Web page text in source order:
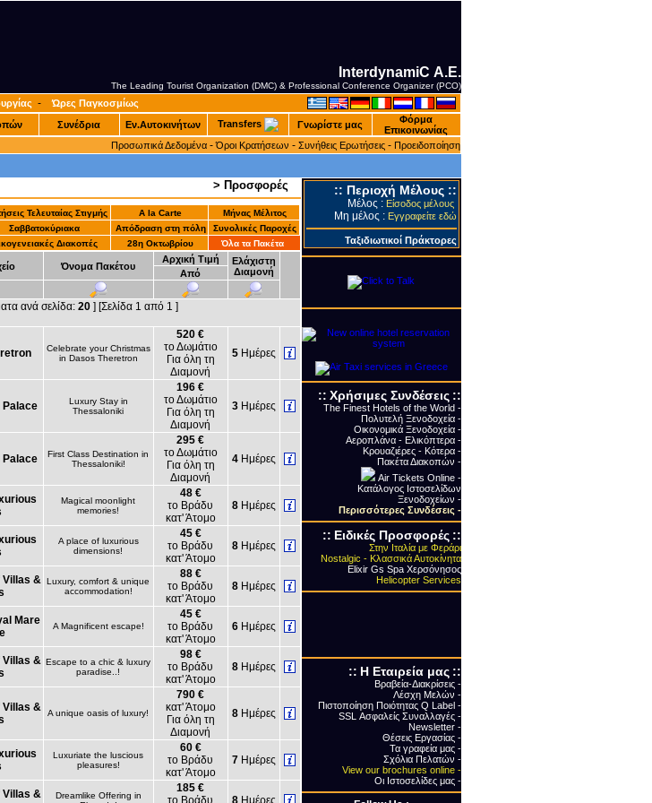
InterdynamiC Α.Ε.
The Leading Tourist Organization (DMC) & Professional Conference Organizer (PCO)
-Ώρες Παγκοσμίως
Συνέδρια Εν.Αυτοκινήτων Transfers Γνωρίστε μας
Φόρμα
Επικοινωνίας
Προσωπικά Δεδομένα -Όροι Κρατήσεων - Συνήθεις Ερωτήσεις - Προειδοποίηση
> Προσφορές
Τελευταίας Στιγμής A la Carte
Μήνας Mέλιτος
Σαββατοκύριακα Απόδραση στη πόλη
Συνολικές Παροχές
Διακοπές 28η Οκτωβρίου Όλα τα Πακέτα
Όνομα Πακέτου
Αρχική Τιμή
Ελάχιστη
Διαμονή
Από
ανά σελίδα: 20] [Σελίδα 1 από 1 ]
Celebrate your Christmas
in Dasos Theretron
520 €
το Δωμάτιο
Για όλη τη
Διαμονή
5Ημέρες
Palace
Luxury Stay in
Thessaloniki
196 €
το Δωμάτιο
Για όλη τη
Διαμονή
3Ημέρες
Palace
First Class Destination in
Thessaloniki!
295 €
το Δωμάτιο
Για όλη τη
Διαμονή
4Ημέρες
Magical moonlight
memories!
48 €
το Βράδυ
κατ' Άτομο
8Ημέρες
A place of luxurious
dimensions!
45 €
το Βράδυ
κατ' Άτομο
8Ημέρες
Villas & Luxury, comfort & unique
accommodation!
88 €
το Βράδυ
κατ' Άτομο
8Ημέρες
Mare
A Magnificent escape!
45 €
το Βράδυ
κατ' Άτομο
6Ημέρες
Villas & Escape to a chic & luxury
paradise..!
98 €
το Βράδυ
κατ' Άτομο
8Ημέρες
Villas &
A unique oasis of luxury!
790 €
κατ' Άτομο
Για όλη τη
Διαμονή
8Ημέρες
Luxuriate the luscious
pleasures!
60 €
το Βράδυ
κατ' Άτομο
7Ημέρες
Villas &
Dreamlike Offering in
185 €
το Βράδυ
8Ημέρες
:: Περιοχή Μέλους ::
Μέλος : Είσοδος μέλους
Μη μέλος : Εγγραφείτε εδώ
Ταξιδιωτικοί Πράκτορες
:: Xρήσιμες Συνδέσεις ::
The Finest Hotels of the World -
Πολυτελή Ξενοδοχεία -
Οικονομικά Ξενοδοχεία -
Αεροπλάνα - Ελικόπτερα -
Κρουαζιέρες - Κότερα -
Πακέτα Διακοπών -
Air Tickets Online -
Κατάλογος Ιστοσελίδων
Ξενοδοχείων -
Περισσότερες Συνδέσεις -
:: Ειδικές Προσφορές ::
Στην Ιταλία με Φεράρι
Nostalgic - Κλασσικά Αυτοκίνητα
Elixir Gs Spa Χερσόνησος
Helicopter Services
:: Η Εταιρεία μας ::
Βραβεία-Διακρίσεις -
Λέσχη Μελών -
Πιστοποίηση Ποιότητας Q Label -
SSL Ασφαλείς Συναλλαγές -
Newsletter -
Θέσεις Εργασίας -
Τα γραφεία μας -
Σχόλια Πελατών -
View our brochures online -
Οι Ιστοσελίδες μας -